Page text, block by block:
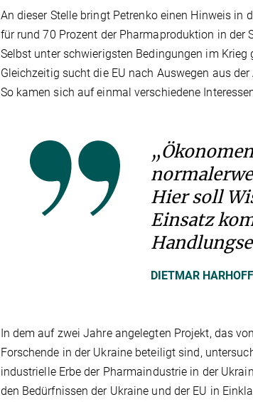
An dieser Stelle bringt Petrenko einen Hinweis in
für rund 70 Prozent der Pharmaproduktion in der
Selbst unter schwierigsten Bedingungen im
Gleichzeitig sucht die EU nach Auswegen aus
So kamen sich auf einmal verschiedene
Hier soll
Einsatz
DIETMAR HARHOFF
In dem auf zwei Jahre angelegten Projekt, das
Forschende in der Ukra­ine beteiligt sind,
industrielle Erbe der Pharmaindustrie in der
den Bedürfnissen der Ukraine und der EU in